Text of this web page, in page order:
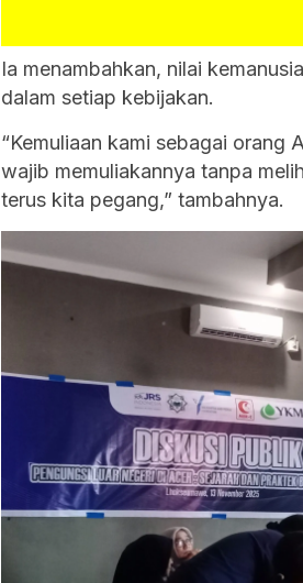
Ia menambahkan, nilai
dalam setiap kebijakan.
“Kemuliaan kami sebagai orang
wajib memuliakannya tanpa
terus kita pegang,” tambahnya.